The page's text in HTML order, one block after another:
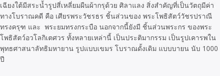
เฉียงใต้มีสระน้ำรูปสี่เหลี่ยมผืนผ้ากรุด้วย ศิลาแลง สิ่งสำคัญที่เป็นวัตถุมีค่า
ทางโบราณคดี คือ เศียรพระวัชรธร ชิ้นส่วนของ พระโพธิสัตว์วัชรปราณี
ทรงครุฑ และ พระยมทรงกระบือ นอกจากนี้ยังมี ชิ้นส่วนพระกร ของพระ
โพธิสัตว์อวโลกิเตศวร ทั้งหลายเหล่านี้ เป็นประติมากรรม เป็นรูปเคารพใน
พุทธศาสนาลัทธิมหายาน รูปแบบเขมร โบราณดั้งเดิม แบบบายน นับ 1000
ปี